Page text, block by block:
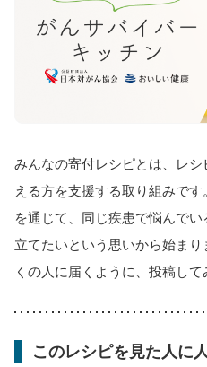
みんなの寄付レシピとは、レ
える方を支援する取り組みで
を通じて、同じ疾患で悩んで
立てたいという思いから始ま
くの人に届くように、投稿して
このレシピを見た人に